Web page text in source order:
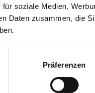
soziale Medien,
Daten zusammen, die
Präferenzen
The